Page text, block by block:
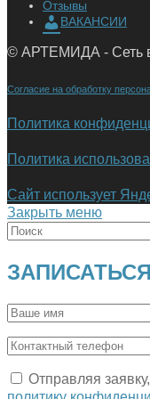
Отзывы
ВАКАНСИИ
© АРТЕМИДА - Сеть
Согласие на обработку
Политика
Политика
Сайт использует
Закрыть меню
Отправляя